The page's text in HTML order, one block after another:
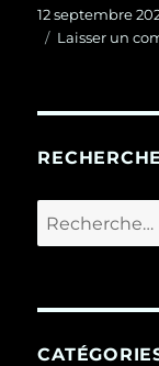
Publié
le
12 septembre
Laisser un
Recherche
pour :